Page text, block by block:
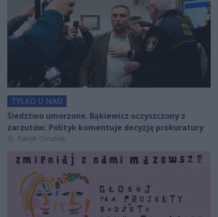
TYLKO U NAS!
Śledztwo umorzone. Bąkiewicz oczyszczony z
zarzutów. Polityk komentuje decyzję prokuratury
Autor artykułu:
Patryk Chruślak